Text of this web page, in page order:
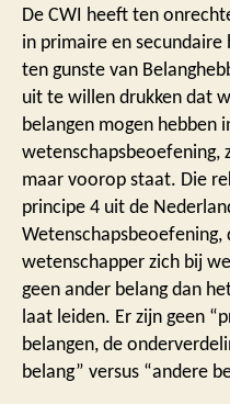
De CWI heeft ten
in primaire en
ten gunste van
uit te willen drukken dat
belangen mogen hebben
wetenschapsbeoefening,
maar voorop staat. Die
principe 4 uit de
wetenschapper zich bij
geen ander belang dan
laat leiden. Er zijn geen
belangen, de
belang” versus “andere